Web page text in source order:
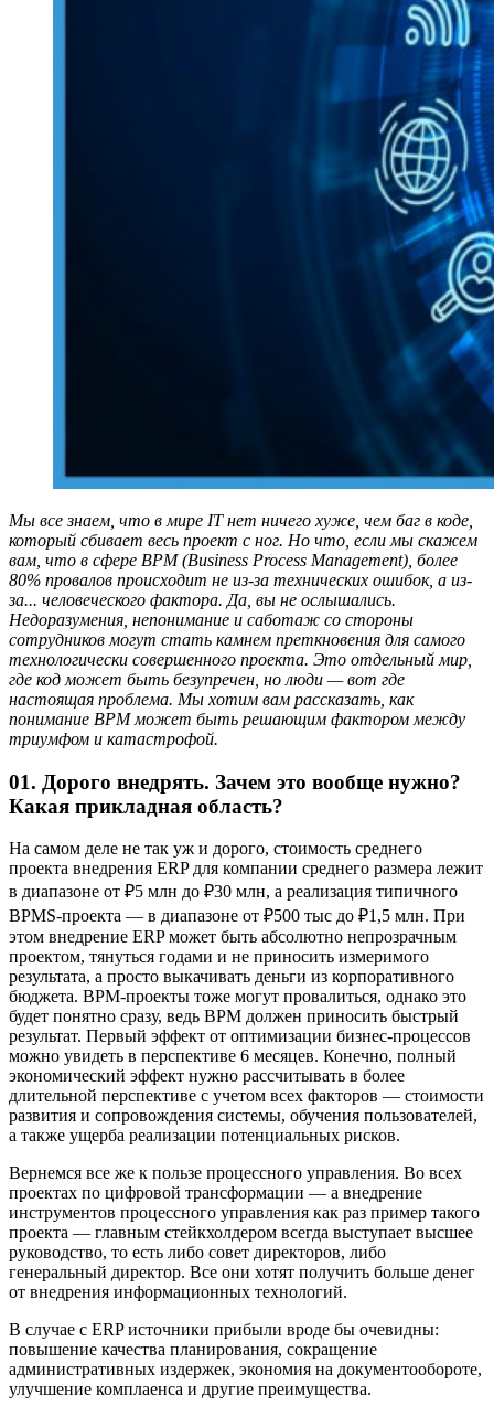
Мы все знаем, что в мире IT нет ничего хуже, чем баг в коде,
который сбивает весь проект с ног. Но что, если мы скажем
вам, что в сфере BPM (Business Process Management), более
80% провалов происходит не из-за технических ошибок, а из-
за... человеческого фактора. Да, вы не ослышались.
Недоразумения, непонимание и саботаж со стороны
сотрудников могут стать камнем преткновения для самого
технологически совершенного проекта. Это отдельный мир,
где код может быть безупречен, но люди — вот где
настоящая проблема. Мы хотим вам рассказать, как
понимание BPM может быть решающим фактором между
триумфом и катастрофой.
01. Дорого внедрять. Зачем это вообще нужно?
Какая прикладная область?
На самом деле не так уж и дорого, стоимость среднего
проекта внедрения ERP для компании среднего размера лежит
в диапазоне от ₽5 млн до ₽30 млн, a реализация типичного
BPMS-проекта — в диапазоне от ₽500 тыс до ₽1,5 млн. При
этом внедрение ERP может быть абсолютно непрозрачным
проектом, тянуться годами и не приносить измеримого
результата, а просто выкачивать деньги из корпоративного
бюджета. BPM-проекты тоже могут провалиться, однако это
будет понятно сразу, ведь BPM должен приносить быстрый
результат. Первый эффект от оптимизации бизнес-процессов
можно увидеть в перспективе 6 месяцев. Конечно, полный
экономический эффект нужно рассчитывать в более
длительной перспективе с учетом всех факторов — стоимости
развития и сопровождения системы, обучения пользователей,
а также ущерба реализации потенциальных рисков.
Вернемся все же к пользе процессного управления. Во всех
проектах по цифровой трансформации — а внедрение
инструментов процессного управления как раз пример такого
проекта — главным стейкхолдером всегда выступает высшее
руководство, то есть либо совет директоров, либо
генеральный директор. Все они хотят получить больше денег
от внедрения информационных технологий.
В случае с ERP источники прибыли вроде бы очевидны:
повышение качества планирования, сокращение
административных издержек, экономия на документообороте,
улучшение комплаенса и другие преимущества.